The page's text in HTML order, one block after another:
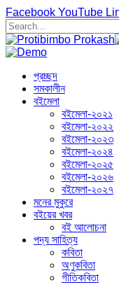
Facebook YouTube
প্রচ্ছদ
সমকালীন
বইমেলা
বইমেলা-২০২১
বইমেলা-২০২২
বইমেলা-২০২৩
বইমেলা-২০২৪
বইমেলা-২০২৫
বইমেলা-২০২৬
বইমেলা-২০২৭
মনের মুকুরে
বইয়ের খবর
বই আলোচনা
পদ্য সাহিত্য
কবিতা
অণুকবিতা
গীতিকবিতা